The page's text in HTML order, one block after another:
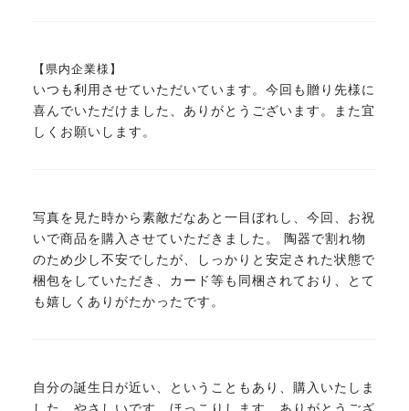
【県内企業様】
いつも利用させていただいています。今回も贈り先様に
喜んでいただけました、ありがとうございます。また宜
しくお願いします。
写真を見た時から素敵だなあと一目ぼれし、今回、お祝
いで商品を購入させていただきました。 陶器で割れ物
のため少し不安でしたが、しっかりと安定された状態で
梱包をしていただき、カード等も同梱されており、とて
も嬉しくありがたかったです。
自分の誕生日が近い、ということもあり、購入いたしま